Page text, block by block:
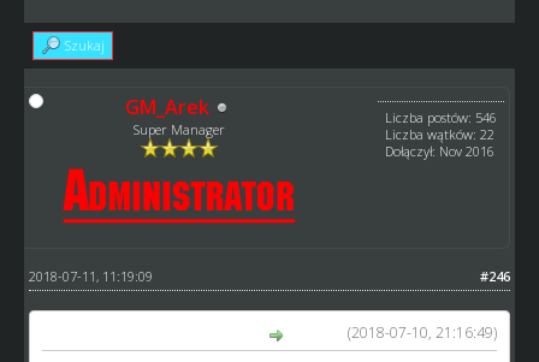
Szukaj
GM_Arek
Super Manager
Liczba postów: 546
Liczba wątków: 22
Dołączył: Nov 2016
#246
2018-07-11, 11:19:09
(2018-07-10, 21:16:49)